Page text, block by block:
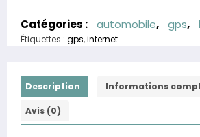
Catégories : automobile, gps,
Étiquettes : gps,internet
Description Informations
Avis (0)